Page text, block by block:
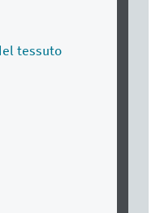
tessuto